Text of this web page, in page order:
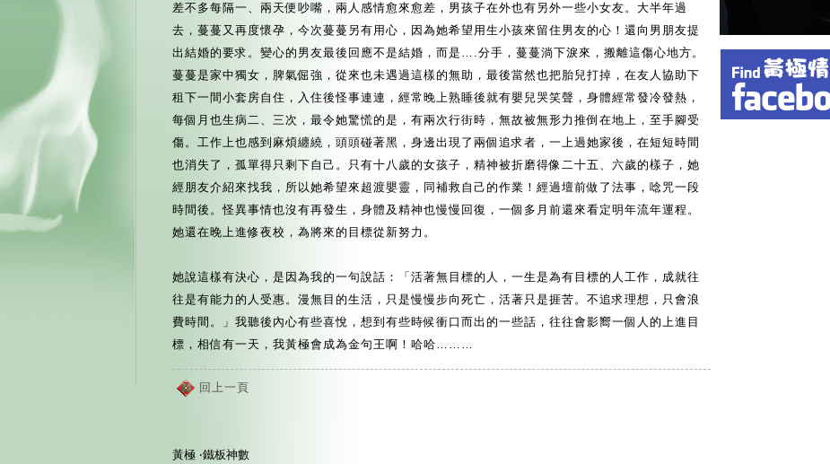
差不多每隔一、兩天便吵嘴，兩人感情愈來愈差，男孩子在外也有另外一些小女友。大半年過
去，蔓蔓又再度懷孕，今次蔓蔓另有用心，因為她希望用生小孩來留住男友的心！還向男朋友提
出結婚的要求。變心的男友最後回應不是結婚，而是….分手，蔓蔓淌下淚來，搬離這傷心地方。
蔓蔓是家中獨女，脾氣倔強，從來也未遇過這樣的無助，最後當然也把胎兒打掉，在友人協助下
租下一間小套房自住，入住後怪事連連，經常晚上熟睡後就有嬰兒哭笑聲，身體經常發冷發熱，
每個月也生病二、三次，最令她驚慌的是，有兩次行街時，無故被無形力推倒在地上，至手腳受
傷。工作上也感到麻煩纏繞，頭頭碰著黑，身邊出現了兩個追求者，一上過她家後，在短短時間
也消失了，孤單得只剩下自己。只有十八歲的女孩子，精神被折磨得像二十五、六歲的樣子，她
經朋友介紹來找我，所以她希望來超渡嬰靈，同補救自己的作業！經過壇前做了法事，唸咒一段
時間後。怪異事情也沒有再發生，身體及精神也慢慢回復，一個多月前還來看定明年流年運程。
她還在晚上進修夜校，為將來的目標從新努力。
她說這樣有決心，是因為我的一句說話：「活著無目標的人，一生是為有目標的人工作，成就往
往是有能力的人受惠。漫無目的生活，只是慢慢步向死亡，活著只是捱苦。不追求理想，只會浪
費時間。」我聽後內心有些喜悅，想到有些時候衝口而出的一些話，往往會影嚮一個人的上進目
標，相信有一天，我黃極會成為金句王啊！哈哈………
回上一頁
黃極 ‧鐵板神數